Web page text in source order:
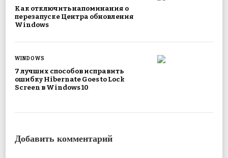
Как отключить напоминания о
перезапуске Центра обновления
Windows
WINDOWS
7 лучших способов исправить
ошибку Hibernate Goes to Lock
Screen в Windows 10
Добавить комментарий